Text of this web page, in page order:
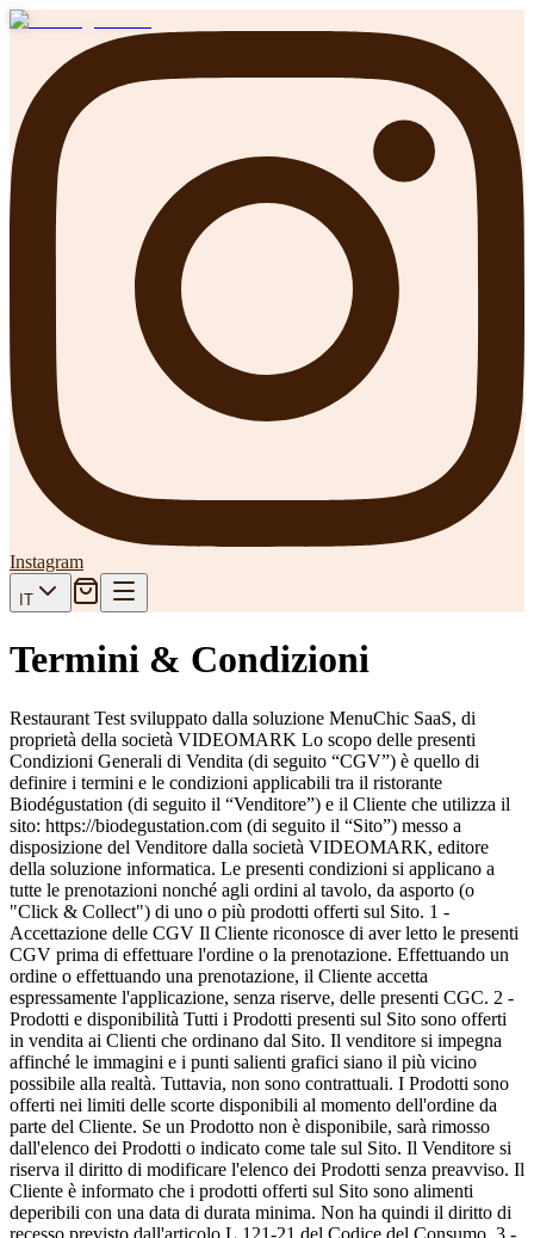
Instagram
IT
Termini & Condizioni
Restaurant Test sviluppato dalla soluzione MenuChic SaaS, di
proprietà della società VIDEOMARK Lo scopo delle presenti
Condizioni Generali di Vendita (di seguito “CGV”) è quello di
definire i termini e le condizioni applicabili tra il ristorante
Biodégustation (di seguito il “Venditore”) e il Cliente che utilizza il
sito: https://biodegustation.com (di seguito il “Sito”) messo a
disposizione del Venditore dalla società VIDEOMARK, editore
della soluzione informatica. Le presenti condizioni si applicano a
tutte le prenotazioni nonché agli ordini al tavolo, da asporto (o
"Click & Collect") di uno o più prodotti offerti sul Sito. 1 -
Accettazione delle CGV Il Cliente riconosce di aver letto le presenti
CGV prima di effettuare l'ordine o la prenotazione. Effettuando un
ordine o effettuando una prenotazione, il Cliente accetta
espressamente l'applicazione, senza riserve, delle presenti CGC. 2 -
Prodotti e disponibilità Tutti i Prodotti presenti sul Sito sono offerti
in vendita ai Clienti che ordinano dal Sito. Il venditore si impegna
affinché le immagini e i punti salienti grafici siano il più vicino
possibile alla realtà. Tuttavia, non sono contrattuali. I Prodotti sono
offerti nei limiti delle scorte disponibili al momento dell'ordine da
parte del Cliente. Se un Prodotto non è disponibile, sarà rimosso
dall'elenco dei Prodotti o indicato come tale sul Sito. Il Venditore si
riserva il diritto di modificare l'elenco dei Prodotti senza preavviso. Il
Cliente è informato che i prodotti offerti sul Sito sono alimenti
deperibili con una data di durata minima. Non ha quindi il diritto di
recesso previsto dall'articolo L.121-21 del Codice del Consumo. 3 -